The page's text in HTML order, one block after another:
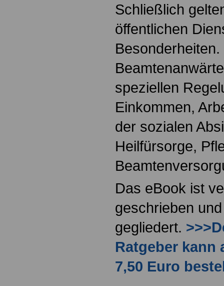
Schließlich
öffentlichen
speziellen
Einkommen,
der sozialen
Heilfürsorge,
Das eBook ist
geschrieben
gegliedert.
Ratgeber kann
7,50 Euro